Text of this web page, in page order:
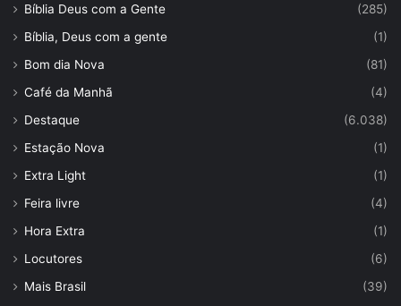
Bíblia Deus com a Gente
(285)
Bíblia, Deus com a gente
(1)
Bom dia Nova
(81)
Café da Manhã
(4)
Destaque
(6.038)
Estação Nova
(1)
Extra Light
(1)
Feira livre
(4)
Hora Extra
(1)
Locutores
(6)
Mais Brasil
(39)